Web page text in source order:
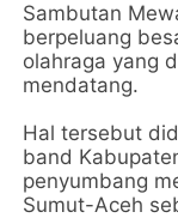
Sambutan
berpeluang
olahraga yang
mendatang.
Hal tersebut
band
penyumbang
Sumut-Aceh